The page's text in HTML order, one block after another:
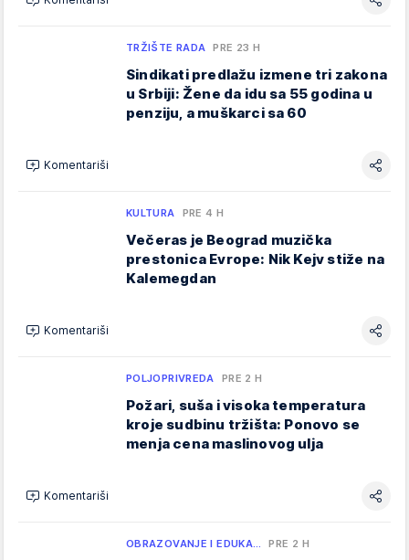
TRŽIŠTE RADA PRE 23 H
Sindikati predlažu izmene tri zakona
u Srbiji: Žene da idu sa 55 godina u
penziju, a muškarci sa 60
Komentariši
KULTURA PRE 4 H
Večeras je Beograd muzička
prestonica Evrope: Nik Kejv stiže na
Kalemegdan
Komentariši
POLJOPRIVREDA PRE 2 H
Požari, suša i visoka temperatura
kroje sudbinu tržišta: Ponovo se
menja cena maslinovog ulja
Komentariši
OBRAZOVANJE I EDUKA… PRE 2 H